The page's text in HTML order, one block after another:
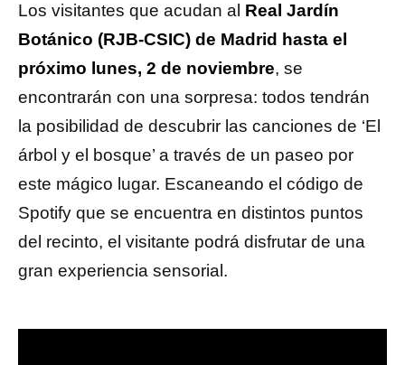
Los visitantes que acudan al Real Jardín
Botánico (RJB-CSIC) de Madrid hasta el
próximo lunes, 2 de noviembre, se
encontrarán con una sorpresa: todos tendrán
la posibilidad de descubrir las canciones de ‘El
árbol y el bosque’ a través de un paseo por
este mágico lugar. Escaneando el código de
Spotify que se encuentra en distintos puntos
del recinto, el visitante podrá disfrutar de una
gran experiencia sensorial.